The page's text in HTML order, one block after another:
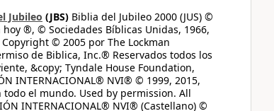
Jubileo (JBS) Biblia del Jubileo 2000 (JUS) ©
hoy ®, © Sociedades Bíblicas Unidas, 1966,
© 2005 por The Lockman
de Biblica, Inc.® Reservados todos los
&copy; Tyndale House Foundation,
INTERNACIONAL® NVI® © 1999, 2015,
el mundo. Used by permission. All
INTERNACIONAL® NVI® (Castellano) ©